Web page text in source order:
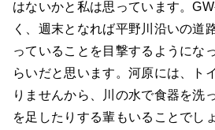
はないかと私は思っています。
く、週末となれば平野川沿いの道
っていることを目撃するようにな
らいだと思います。河原には、ト
りませんから、川の水で食器を洗
を足したりする輩もいることでし